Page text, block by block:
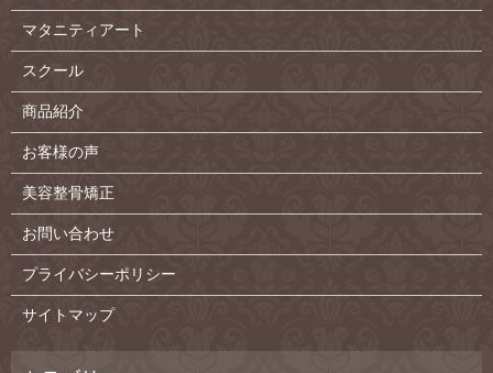
マタニティアート
スクール
商品紹介
お客様の声
美容整骨矯正
お問い合わせ
プライバシーポリシー
サイトマップ